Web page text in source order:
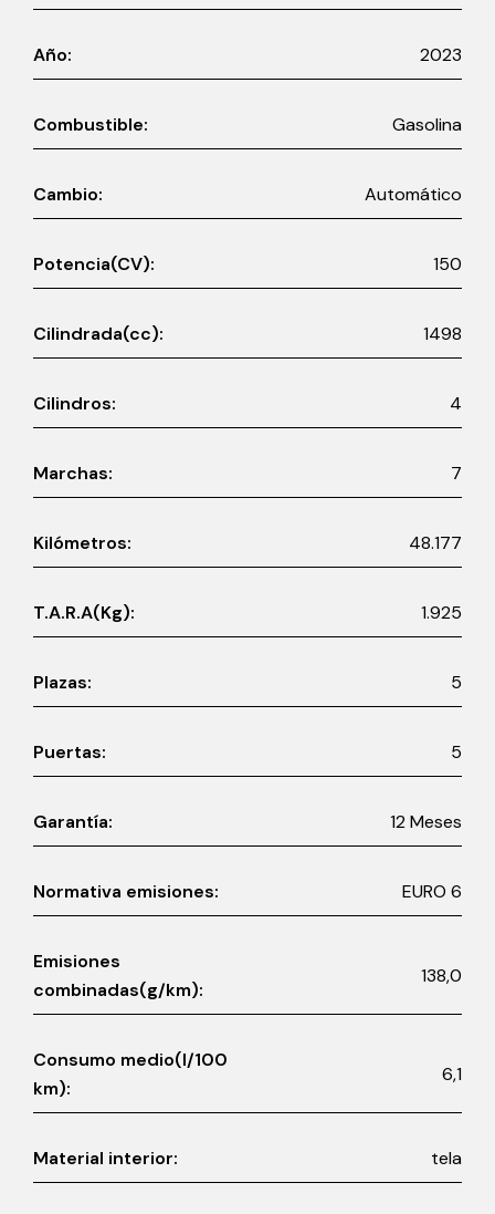
Año: 2023
Combustible: Gasolina
Cambio: Automático
Potencia(CV): 150
Cilindrada(cc): 1498
Cilindros: 4
Marchas: 7
Kilómetros: 48.177
T.A.R.A(Kg): 1.925
Plazas: 5
Puertas: 5
Garantía: 12 Meses
Normativa emisiones: EURO 6
Emisiones
combinadas(g/km):
138,0
Consumo medio(l/100
km):
6,1
Material interior: tela